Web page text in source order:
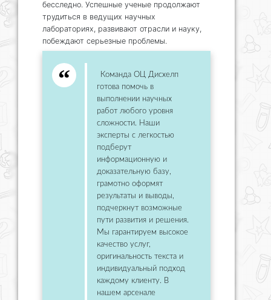
бесследно. Успешные ученые продолжают
трудиться в ведущих научных
лабораториях, развивают отрасли и науку,
побеждают серьезные проблемы.
Команда ОЦ Дисхелп
готова помочь в
выполнении научных
работ любого уровня
сложности. Наши
эксперты с легкостью
подберут
информационную и
доказательную базу,
грамотно оформят
результаты и выводы,
подчеркнут возможные
пути развития и решения.
Мы гарантируем высокое
качество услуг,
оригинальность текста и
индивидуальный подход
каждому клиенту. В
нашем арсенале